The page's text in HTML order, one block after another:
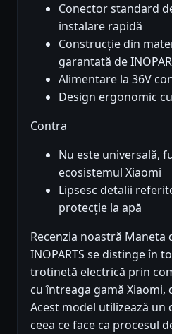
Conector standard
instalare rapidă
Construcție din
garantată de
Alimentare la 36V
Design ergonomic
Contra
Nu este universală,
ecosistemul Xiaomi
Lipsesc detalii
protecție la apă
Recenzia noastră Maneta
INOPARTS se distinge în
trotinetă electrică prin
cu întreaga gamă Xiaomi,
Acest model utilizează un
ceea ce face ca procesul